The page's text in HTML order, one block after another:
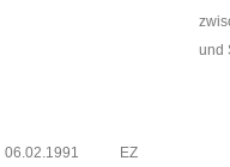
und
06.02.1991 EZ